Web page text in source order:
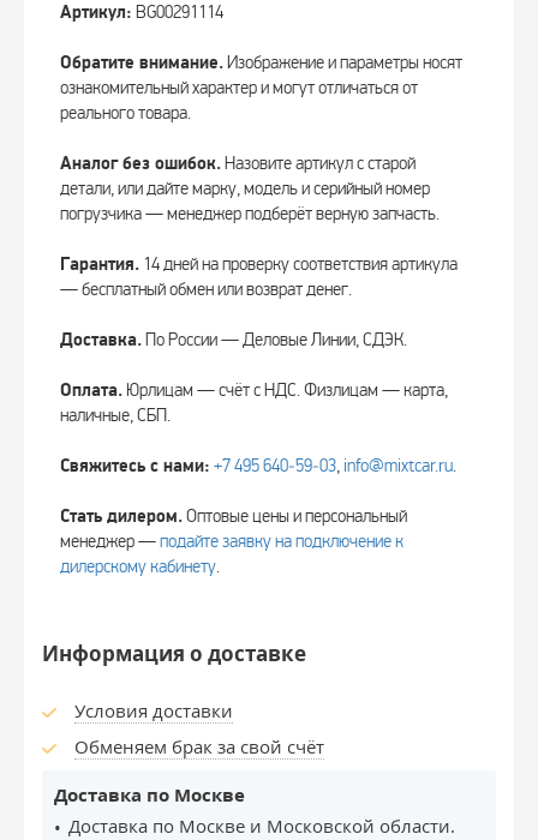
Артикул: BG00291114
Обратите внимание.Изображение и параметры носят
ознакомительный характер и могут отличаться от
реального товара.
Аналог без ошибок.Назовите артикул с старой
детали, или дайте марку, модель и серийный номер
погрузчика — менеджер подберёт верную запчасть.
Гарантия. 14 дней на проверку соответствия артикула
— бесплатный обмен или возврат денег.
Доставка.По России — Деловые Линии, СДЭК.
Оплата. Юрлицам — счёт с НДС. Физлицам — карта,
наличные, СБП.
Свяжитесь с нами: +7 495 640‑59‑03, info@mixtcar.ru.
Стать дилером.Оптовые цены и персональный
менеджер —подайте заявку на подключение к
дилерскому кабинету.
Информация о доставке
Условия доставки
Обменяем брак за свой счёт
Доставка по Москве
Доставка по Москве и Московской области.